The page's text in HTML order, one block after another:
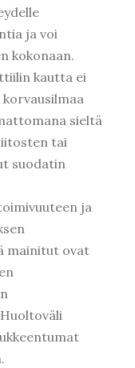
ja voi
kokonaan.
kautta ei
sieltä
tai
suodatin
ja
mainitut ovat